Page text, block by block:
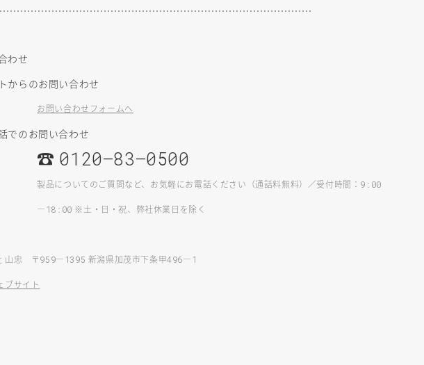
わせ
からのお問い合わせ
お問い合わせフォームへ
でのお問い合わせ
☎ 0120–83–0500
製品についてのご質問など、お気軽にお電話ください（通話料無料）／受付時間： 9:00
— 18:00 ※土・日・祝、弊社休業日を除く
山忠 〒959— 1395 新潟県加茂市下条甲496— 1
ブサイト